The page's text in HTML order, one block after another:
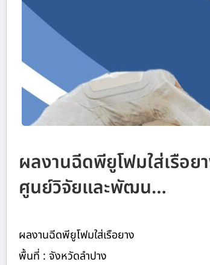
ผลงานฉีดพียูโฟมใส่เรือ
ศูนย์วิจัยและพัฒน…
ผลงานฉีดพียูโฟมใส่เรือยาง
พื้นที่ : จังหวัดลำปาง